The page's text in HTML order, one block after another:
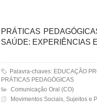
PRÁTICAS
SAÚDE: EXPERIÊNCIAS
Palavra-chaves: EDUCAÇÃO
PRÁTICAS PEDAGÓGICAS
Comunicação Oral (CO)
Movimentos Sociais, Sujeitos e